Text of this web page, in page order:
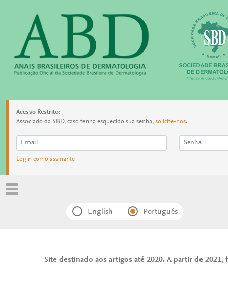
Acesso Restrito:
Associado da SBD, caso tenha esquecido sua senha, solicite-nos.
Login como assinante
English Português
Site destinado aos artigos até 2020. A partir de